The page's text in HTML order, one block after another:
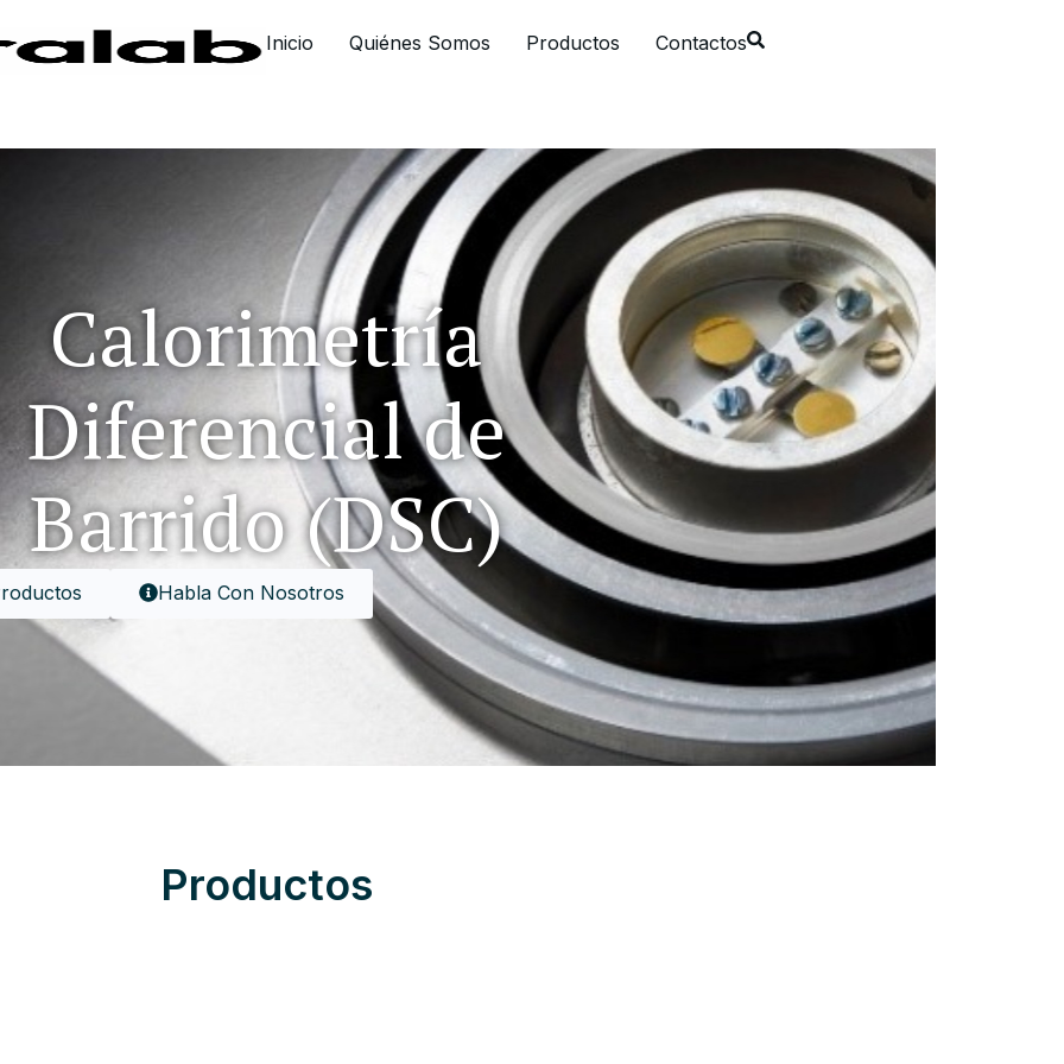
Inicio Quiénes Somos Productos Contactos
Calorimetría
Diferencial de
Barrido (DSC)
Habla Con Nosotros
Productos